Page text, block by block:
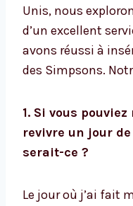
Unis, nous
d’un excellent
avons réussi à
des Simpsons.
1. Si vous
revivre un jour
serait-ce ?
Le jour où j’ai fait